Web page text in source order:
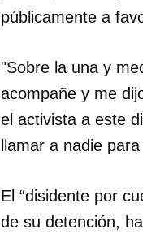
públicamente a
"Sobre la una y
acompañe y me
el activista a este
llamar a nadie
El “disidente por
de su detención,